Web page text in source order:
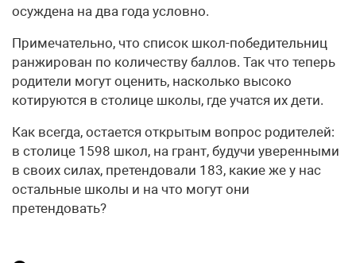
осуждена на два года условно.
Примечательно, что список школ-победительниц
ранжирован по количеству баллов. Так что теперь
родители могут оценить, насколько высоко
котируются в столице школы, где учатся их дети.
Как всегда, остается открытым вопрос родителей:
в столице 1598 школ, на грант, будучи уверенными
в своих силах, претендовали 183, какие же у нас
остальные школы и на что могут они
претендовать?